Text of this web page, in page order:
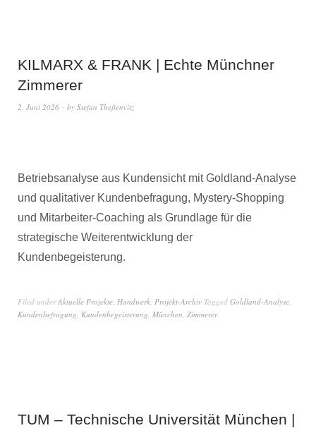
KILMARX & FRANK | Echte Münchner
Zimmerer
2. Juni 2026 by Stefan Theßenvitz
Betriebsanalyse aus Kundensicht mit Goldland-Analyse
und qualitativer Kundenbefragung, Mystery-Shopping
und Mitarbeiter-Coaching als Grundlage für die
strategische Weiterentwicklung der
Kundenbegeisterung.
Filed underAktuelle Projekte, Handwerk, Projekt-Archiv Tagged Goldland-Analyse,
Kundenbefragung, Kundenbegeisterung, München, Zimmerer
TUM – Technische Universität München |